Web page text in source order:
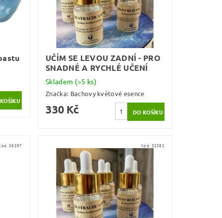
UČÍM SE LEVOU ZADNÍ - PRO
SNADNÉ A RYCHLÉ UČENÍ
Skladem (>5 ks)
Značka: Bachovy květové esence
330 Kč
36297 Kód: 32382